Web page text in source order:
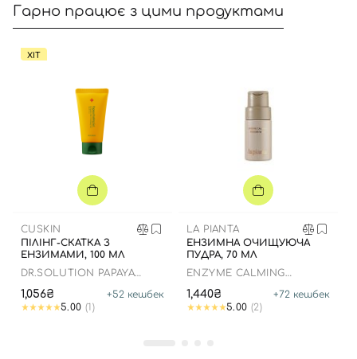
Гарно працює з цими продуктами
ХІТ
CUSKIN
ПІЛІНГ-СКАТКА З
ЕНЗИМАМИ, 100 МЛ
DR.SOLUTION PAPAYA
1,056₴ +52 кешбек
5.00 (1)
LA PIANTA
ЕНЗИМНА ОЧИЩУЮЧА
ПУДРА, 70 МЛ
ENZYME CALMING
1,440₴ +72 кешбек
5.00 (2)
Вхід Реєстрація
Відправляючи форму для авторизації/реєстрації ви
приймаєте умови
Угоди користувача
Далі